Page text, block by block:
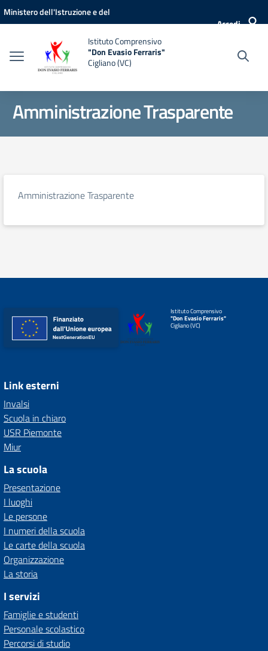
Vai ai contenuti
Vai al menu di navigazione
Vai al footer
Ministero dell'Istruzione e del
Accedi
Istituto Comprensivo
"Don Evasio Ferraris"
Cigliano (VC)
Amministrazione Trasparente
Amministrazione Trasparente
Istituto Comprensivo
"Don Evasio Ferraris"
Cigliano (VC)
Link esterni
Invalsi
Scuola in chiaro
USR Piemonte
Miur
La scuola
Presentazione
I luoghi
Le persone
I numeri della scuola
Le carte della scuola
Organizzazione
La storia
I servizi
Famiglie e studenti
Personale scolastico
Percorsi di studio